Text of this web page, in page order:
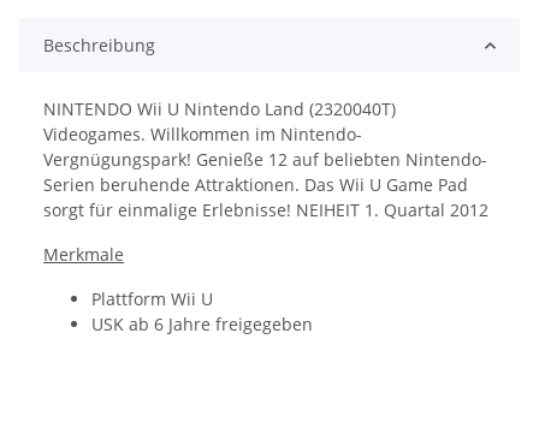
Beschreibung
NINTENDO Wii U Nintendo Land (2320040T)
Videogames. Willkommen im Nintendo-
Vergnügungspark! Genieße 12 auf beliebten Nintendo-
Serien beruhende Attraktionen. Das Wii U Game Pad
sorgt für einmalige Erlebnisse! NEIHEIT 1. Quartal 2012
Merkmale
Plattform Wii U
USK ab 6 Jahre freigegeben